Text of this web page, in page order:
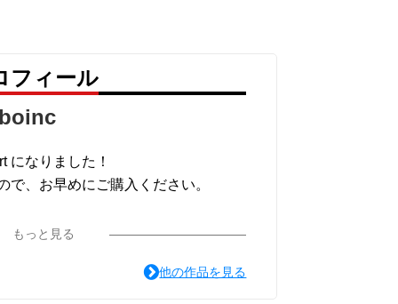
フィール
になりました！
で、お早めにご購入ください。
もっと見る
他の作品を見る